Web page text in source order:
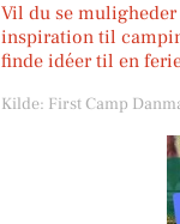
Vil du se
inspiration til
finde idéer til en
Kilde: First Camp